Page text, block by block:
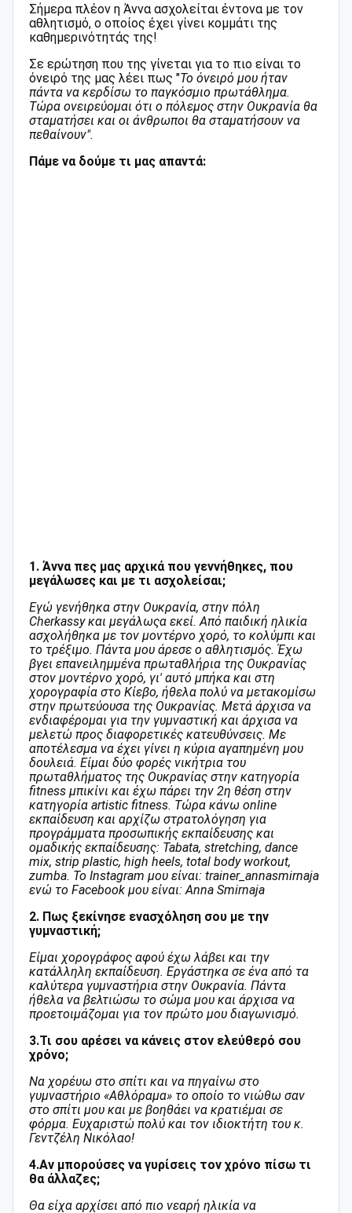
Σήμερα πλέον η Άννα ασχολείται έντονα με τον
αθλητισμό, ο οποίος έχει γίνει κομμάτι της
καθημερινότητάς της!
Σε ερώτηση που της γίνεται για το πιο είναι το
όνειρό της μας λέει πως "Το όνειρό μου ήταν
πάντα να κερδίσω το παγκόσμιο πρωτάθλημα.
Τώρα ονειρεύομαι ότι ο πόλεμος στην Ουκρανία θα
σταματήσει και οι άνθρωποι θα σταματήσουν να
πεθαίνουν".
Πάμε να δούμε τι μας απαντά:
1. Άννα πες μας αρχικά που γεννήθηκες, που
μεγάλωσες και με τι ασχολείσαι;
Εγώ γενήθηκα στην Ουκρανία, στην πόλη
Cherkassyκαι μεγάλωςα εκεί. Aπό παιδική ηλικία
ασχολήθηκα με τον μοντέρνο χορό, το κολύμπι και
το τρέξιμο. Πάντα μου άρεσε ο αθλητισμός. Έχω
βγει επανειλημμένα πρωταθλήρια της Ουκρανίας
στον μοντέρνο χορό, γι' αυτό μπήκα και στη
χορογραφία στο Κίεβο, ήθελα πολύ να μετακομίσω
στην πρωτεύουσα της Ουκρανίας. Μετά άρχισα να
ενδιαφέρομαι για την γυμναστική και άρχισα να
μελετώ προς διαφορετικές κατευθύνσεις. Με
αποτέλεσμα να έχει γίνει η κύρια αγαπημένη μου
δουλειά. Είμαι δύο φορές νικήτρια του
πρωταθλήματος της Ουκρανίας στην κατηγορία
fitness μπικίνι και έχω πάρει την 2η θέση στην
κατηγορία artistic fitness. Tώρα κάνω online
εκπαίδευση και αρχίζω στρατολόγηση για
προγράμματα προσωπικής εκπαίδευσης και
ομαδικής εκπαίδευσης: Tabata, stretching, dance
mix, strip plastic, high heels, total body workout,
zumba. Το Instagram μου είναι: trainer_annasmirnaja
ενώ το Facebook μου είναι: Anna Smirnaja
2. Πως ξεκίνησε ενασχόληση σου με την
γυμναστική;
Είμαι χορογράφος αφού έχω λάβει και την
κατάλληλη εκπαίδευση. Εργάστηκα σε ένα από τα
καλύτερα γυμναστήρια στην Ουκρανία. Πάντα
ήθελα να βελτιώσω το σώμα μου και άρχισα να
προετοιμάζομαι για τον πρώτο μου διαγωνισμό.
3.Τι σου αρέσει να κάνεις στον ελεύθερό σου
χρόνο;
Να χορέυω στο σπίτι και να πηγαίνω στο
γυμναστήριο «Αθλόραμα» το οποίο το νιώθω σαν
στο σπίτι μου και με βοηθάει να κρατιέμαι σε
φόρμα. Ευχαριστώ πολύ και τον ιδιοκτήτη του κ.
Γεντζέλη Νικόλαο!
4.Αν μπορούσες να γυρίσεις τον χρόνο πίσω τι
θα άλλαζες;
Θα είχα αρχίσει από πιο νεαρή ηλικία να